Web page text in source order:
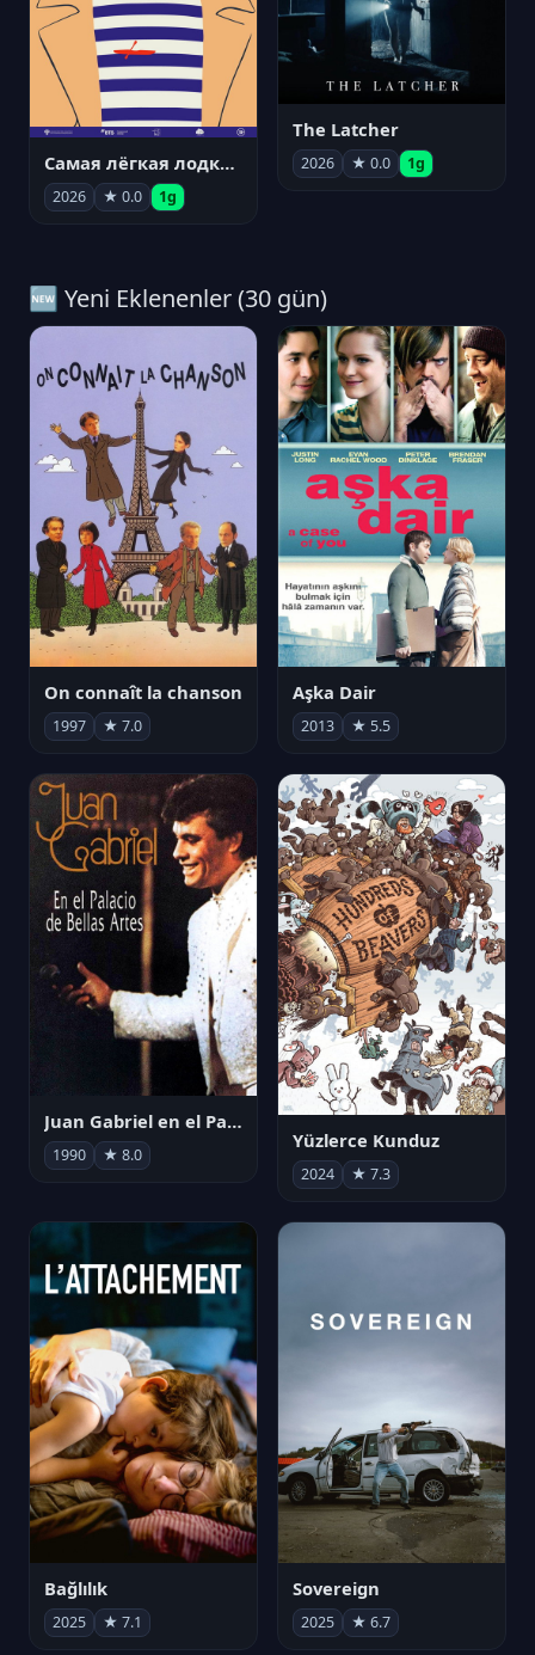
Самая лёгкая лодка в мире
2026 ★ 0.0 1g
The Latcher
2026 ★ 0.0 1g
🆕 Yeni Eklenenler (30 gün)
On connaît la chanson
1997 ★ 7.0
Aşka Dair
2013 ★ 5.5
Juan Gabriel en el Palacio de Bellas Artes
1990 ★ 8.0
Yüzlerce Kunduz
2024 ★ 7.3
Bağlılık
2025 ★ 7.1
Sovereign
2025 ★ 6.7